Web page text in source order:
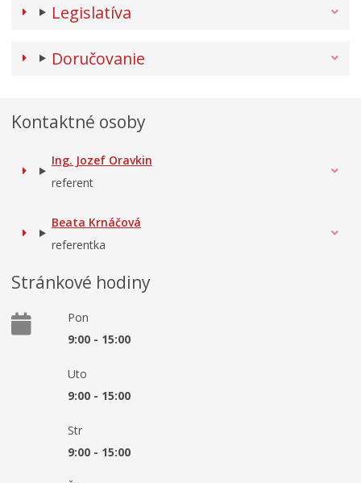
Legislatíva
Doručovanie
Kontaktné osoby
Ing. Jozef Oravkin
referent
Beata Krnáčová
referentka
Stránkové hodiny
Pon
9:00 - 15:00
Uto
9:00 - 15:00
Str
9:00 - 15:00